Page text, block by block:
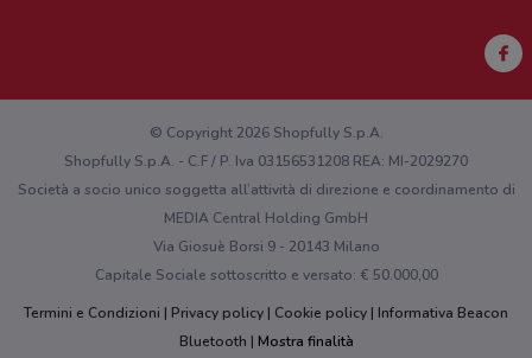
Hai un malfunzionamento sul web o sull'app?
© Copyright 2026 Shopfully S.p.A.
Shopfully S.p.A. - C.F / P. Iva 03156531208 REA: MI-2029270
Società a socio unico soggetta all’attività di direzione e coordinamento di
MEDIA Central Holding GmbH
Via Giosuè Borsi 9 - 20143 Milano
Capitale Sociale sottoscritto e versato: € 50.000,00
Termini e Condizioni
Privacy policy Cookie policy
Informativa Beacon
Bluetooth
Mostra finalità